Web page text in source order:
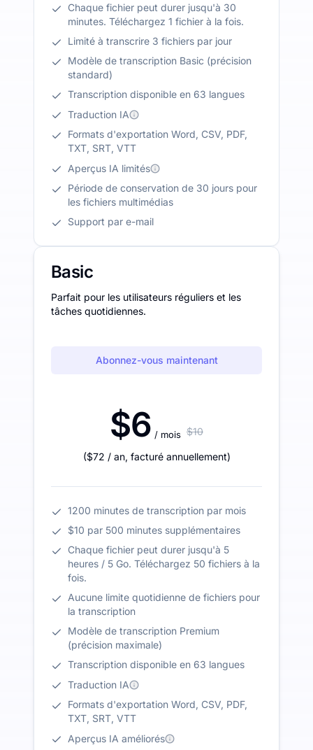
Chaque fichier peut durer jusqu'à 30
minutes. Téléchargez 1 fichier à la fois.
Limité à transcrire 3 fichiers par jour
Modèle de transcription Basic (précision
standard)
Transcription disponible en 63 langues
Traduction IA
Formats d'exportation Word, CSV, PDF,
TXT, SRT, VTT
Aperçus IA limités
Période de conservation de 30 jours pour
les fichiers multimédias
Support par e-mail
Basic
Parfait pour les utilisateurs réguliers et les
tâches quotidiennes.
Abonnez-vous maintenant
$6 / mois $10
($72 / an, facturé annuellement)
1200 minutes de transcription par mois
$10 par 500 minutes supplémentaires
Chaque fichier peut durer jusqu'à 5
heures / 5 Go. Téléchargez 50 fichiers à la
fois.
Aucune limite quotidienne de fichiers pour
la transcription
Modèle de transcription Premium
(précision maximale)
Transcription disponible en 63 langues
Traduction IA
Formats d'exportation Word, CSV, PDF,
TXT, SRT, VTT
Aperçus IA améliorés